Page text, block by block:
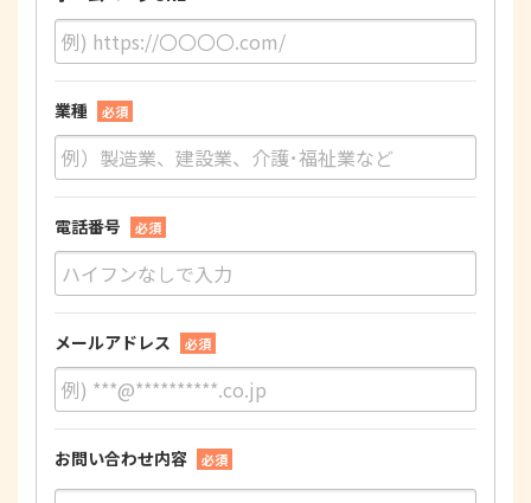
業種 必須
電話番号 必須
メールアドレス 必須
お問い合わせ内容 必須